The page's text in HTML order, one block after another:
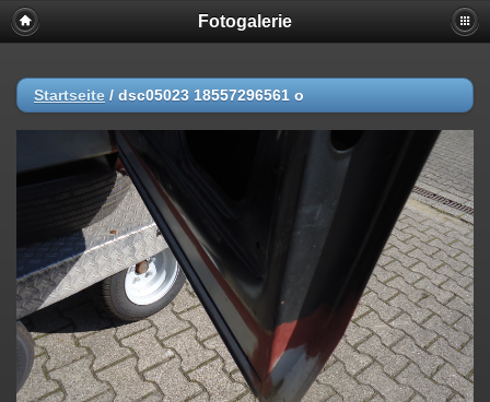
Fotogalerie
Startseite / dsc05023 18557296561 o